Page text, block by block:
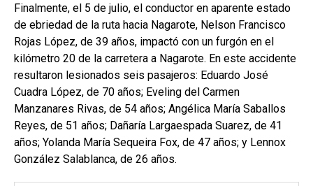
Finalmente, el 5 de julio, el conductor en aparente estado
de ebriedad de la ruta hacia Nagarote, Nelson Francisco
Rojas López, de 39 años, impactó con un furgón en el
kilómetro 20 de la carretera a Nagarote. En este accidente
resultaron lesionados seis pasajeros: Eduardo José
Cuadra López, de 70 años; Eveling del Carmen
Manzanares Rivas, de 54 años; Angélica María Saballos
Reyes, de 51 años; Dañaría Largaespada Suarez, de 41
años; Yolanda María Sequeira Fox, de 47 años; y Lennox
González Salablanca, de 26 años.